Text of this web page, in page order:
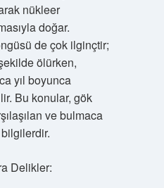
nükleer
doğar.
de çok ilginçtir;
ölürken,
yıl boyunca
Bu konular, gök
ve bulmaca
Delikler: